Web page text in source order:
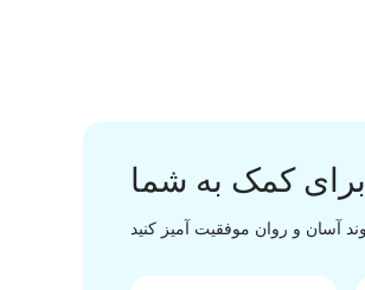
برای کمک به شما